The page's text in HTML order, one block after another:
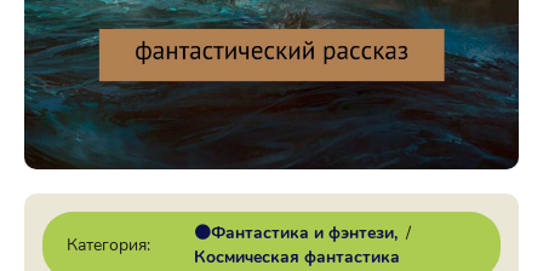
Категория:
🟠Фантастика и фэнтези /
Космическая фантастика